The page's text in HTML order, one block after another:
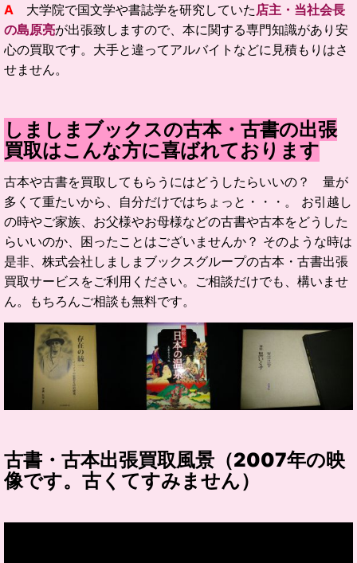
A 大学院で国文学や書誌学を研究していた 店主・当社会長
の島原亮が出張致しますので、本に関する専門知識があり安
心の買取です。大手と違ってアルバイトなどに見積もりはさ
せません。
しましまブックスの古本・古書の出張
買取はこんな方に喜ばれております
古本や古書を買取してもらうにはどうしたらいいの？ 量が
多くて重たいから、自分だけではちょっと・・・。 お引越し
の時やご家族、お父様やお母様などの古書や古本をどうした
らいいのか、困ったことはございませんか？ そのような時は
是非、株式会社しましまブックスグループの古本・古書出張
買取サービスをご利用ください。ご相談だけでも、構いませ
ん。もちろんご相談も無料です。
古書・古本出張買取風景（2007年の映
像です。古くてすみません）